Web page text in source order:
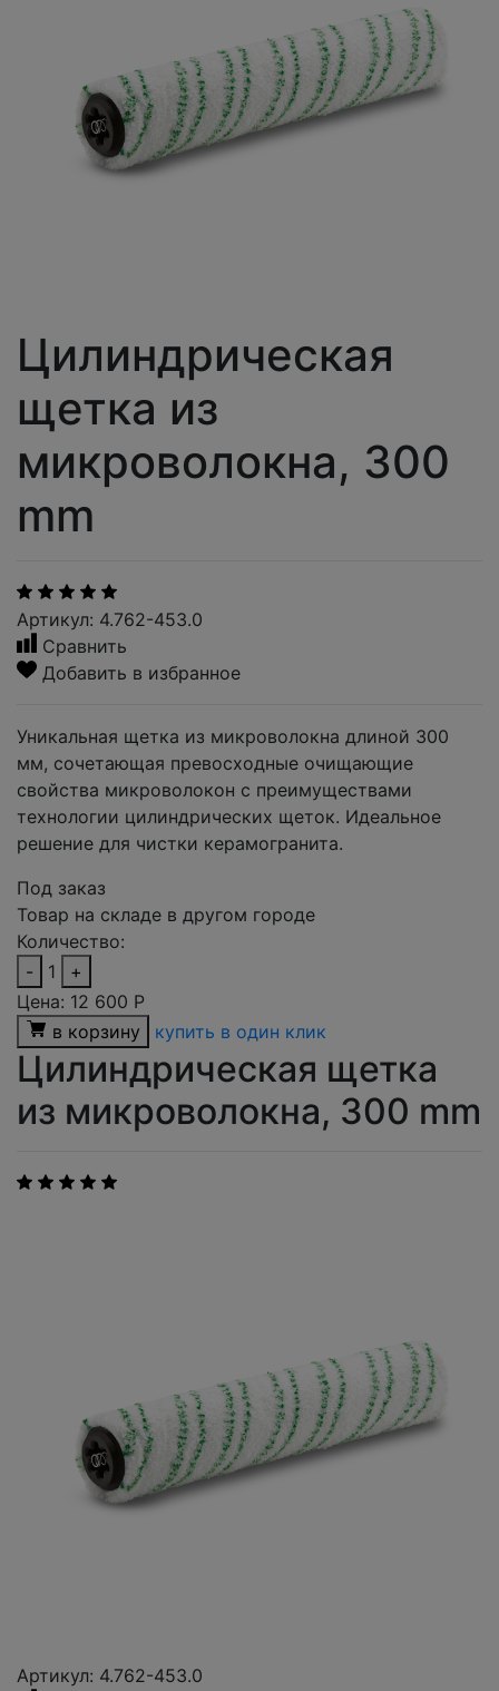
Цилиндрическая
щетка из
микроволокна, 300
mm
Артикул: 4.762-453.0
Сравнить
Добавить в избранное
Уникальная щетка из микроволокна длиной 300
мм, сочетающая превосходные очищающие
свойства микроволокон с преимуществами
технологии цилиндрических щеток. Идеальное
решение для чистки керамогранита.
Под заказ
Товар на складе в другом городе
Количество:
-
1
+
Цена: 12 600 Р
в корзину
купить в один клик
Цилиндрическая щетка
из микроволокна, 300 mm
Артикул: 4.762-453.0